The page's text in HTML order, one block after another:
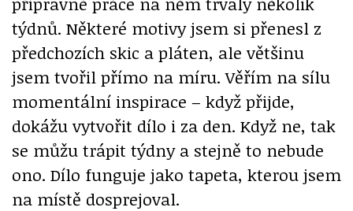
týdnů. Některé motivy jsem si přenesl z
předchozích skic a pláten, ale většinu
jsem tvořil přímo na míru. Věřím na sílu
momentální inspirace – když přijde,
dokážu vytvořit dílo i za den. Když ne, tak
se můžu trápit týdny a stejně to nebude
ono. Dílo funguje jako tapeta, kterou jsem
na místě dosprejoval.